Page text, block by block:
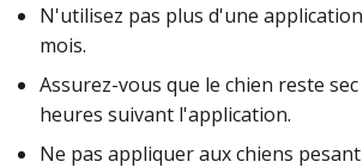
N'utilisez pas plus d'une
mois.
Assurez-vous que le chien reste
heures suivant l'application.
Ne pas appliquer aux chiens